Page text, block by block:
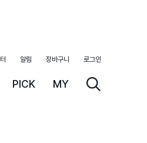
PICK MY
알림 장바구니 로그인